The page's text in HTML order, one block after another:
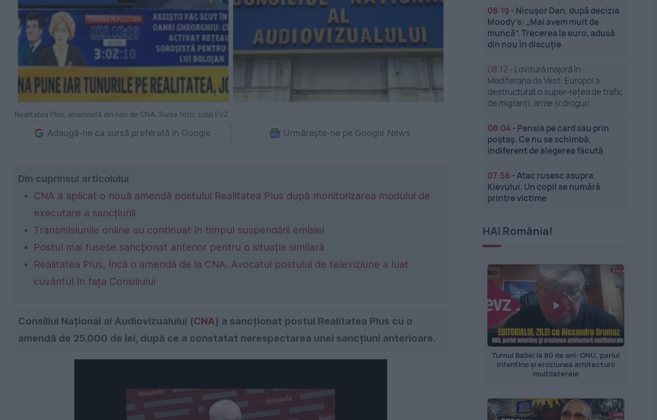
Realitatea Plus, amendată din nou de CNA. Sursa foto: colaj EVZ
Adaugă-ne ca sursă preferată în Google Urmărește-ne pe Google News
Din cuprinsul articolului
CNA a aplicat o nouă amendă postului Realitatea Plus după monitorizarea modului de
executare a sancțiunii
Transmisiunile online au continuat în timpul suspendării emisiei
Postul mai fusese sancționat anterior pentru o situație similară
Realitatea Plus, încă o amendă de la CNA. Avocatul postului de televiziune a luat
cuvântul în fața Consiliului
Consiliul Național al Audiovizualului (CNA) a sancționat postul Realitatea Plus cu o
amendă de 25.000 de lei, după ce a constatat nerespectarea unei sancțiuni anterioare.
08:19 - Nicușor Dan, după decizia
Moody’s: „Mai avem mult de
muncă”. Trecerea la euro, adusă
din nou în discuție
08:12 - Lovitură majoră în
Mediterana de Vest: Europol a
destructurat o super-rețea de trafic
de migranți, arme și droguri
08:04- Pensia pe card sau prin
poștaș. Ce nu se schimbă,
indiferent de alegerea făcută
07:56 -Atac rusesc asupra
Kievului. Un copil se numără
printre victime
HAI România!
Turnul Babel la 80 de ani: ONU, pariul
Infantino și eroziunea arhitecturii
multilaterale